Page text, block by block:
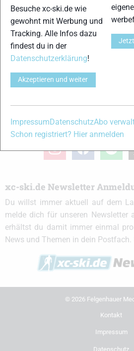
ObSkilanglauf-Anfänger oder
immer ein offenes Ohr für dich! Du
dasKontaktformular erreichen.
Partner
xc-ski.de in Social Media
xc-ski.de Newsletter
Du willst immer aktuell auf dem
melde dich für unseren Newsletter
erhältst du damit immer einmal
News und Themen in dein
© 2026 Felgenhauer
Kontakt
Impressum
Datenschutz
Besuche xc-ski.de wie
gewohnt mit Werbung und
Tracking. Alle Infos dazu
findest du in der
Datenschutzerklärung!
Akzeptieren und weiter
Impressum DatenschutzAbo
Schon registriert? Hier anmelden